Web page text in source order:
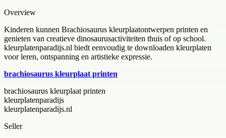
Overview
Kinderen kunnen Brachiosaurus kleurplaatontwerpen printen en
genieten van creatieve dinosaurusactiviteiten thuis of op school.
kleurplatenparadijs.nl biedt eenvoudig te downloaden kleurplaten
voor leren, ontspanning en artistieke expressie.
brachiosaurus kleurplaat printen
brachiosaurus kleurplaat printen
kleurplatenparadijs
kleurplatenparadijs.nl
Seller